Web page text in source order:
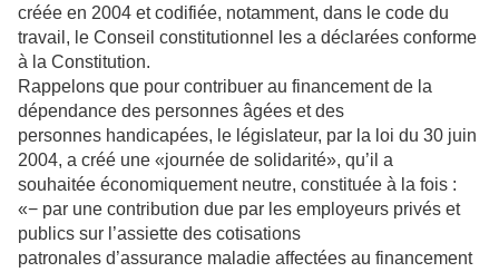
créée en 2004 et codifiée, notamment, dans le code du
travail, le Conseil constitutionnel les a déclarées conforme
à la Constitution.
Rappelons que pour contribuer au financement de la
dépendance des personnes âgées et des
personnes handicapées, le législateur, par la loi du 30 juin
2004, a créé une «journée de solidarité», qu’il a
souhaitée économiquement neutre, constituée à la fois :
«− par une contribution due par les employeurs privés et
publics sur l’assiette des cotisations
patronales d’assurance maladie affectées au financement